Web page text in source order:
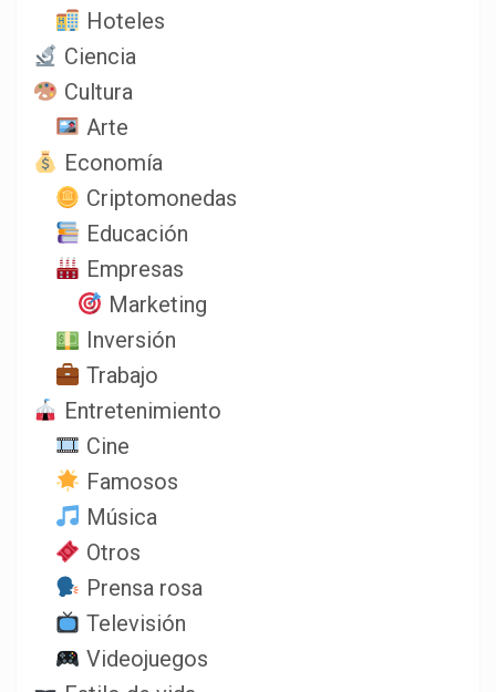
Hoteles
Ciencia
Cultura
Arte
Economía
Criptomonedas
Educación
Empresas
Marketing
Inversión
Trabajo
Entretenimiento
Cine
Famosos
Música
Otros
Prensa rosa
Televisión
Videojuegos